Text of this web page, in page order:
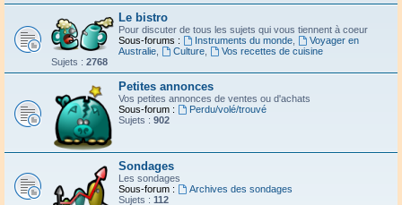
Le bistro
Pour discuter de tous les sujets qui vous tiennent à coeur
Sous-forums :
Instruments du monde,
Voyager en
Australie
Culture,
Vos recettes de cuisine
Sujets : 2768
Petites annonces
Vos petites annonces de ventes ou d'achats
Sous-forum :
Perdu/volé/trouvé
Sujets : 902
Sondages
Les sondages
Sous-forum :
Archives des sondages
Sujets : 112